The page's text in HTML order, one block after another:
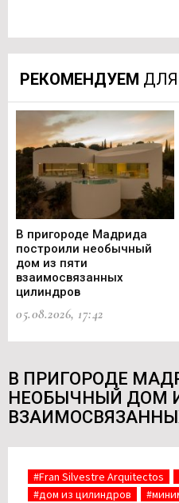
РЕКОМЕНДУЕМ
В пригороде Мадрида
построили необычный
дом из пяти
взаимосвязанных
цилиндров
05.08.2026, 17:42
В ПРИГОРОДЕ
НЕОБЫЧНЫЙ ДОМ
#Fran Silvestre Arquitectos
#дом из цилиндров